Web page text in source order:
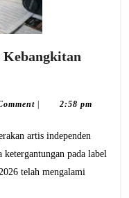
Kebangkitan
2:58 pm
pada label
telah mengalami